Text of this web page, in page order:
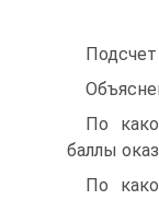
По
баллы
По